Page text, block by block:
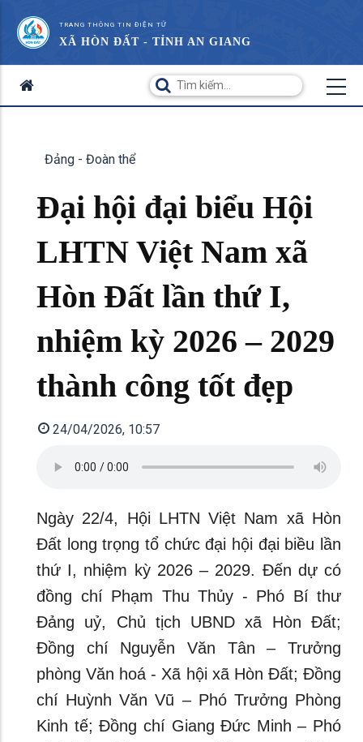
TRANG THÔNG TIN ĐIỆN TỬ
XÃ HÒN ĐẤT - TỈNH AN GIANG
Đảng - Đoàn thể
Đại hội đại biểu Hội
LHTN Việt Nam xã
Hòn Đất lần thứ I,
nhiệm kỳ 2026 – 2029
thành công tốt đẹp
24/04/2026, 10:57
Ngày 22/4, Hội LHTN Việt Nam xã Hòn
Đất long trọng tổ chức đại hội đại biều lần
thứ I, nhiệm kỳ 2026 – 2029. Đến dự có
đồng chí Phạm Thu Thủy - Phó Bí thư
Đảng uỷ, Chủ tịch UBND xã Hòn Đất;
Đồng chí Nguyễn Văn Tân – Trưởng
phòng Văn hoá - Xã hội xã Hòn Đất; Đồng
chí Huỳnh Văn Vũ – Phó Trưởng Phòng
Kinh tế; Đồng chí Giang Đức Minh – Phó